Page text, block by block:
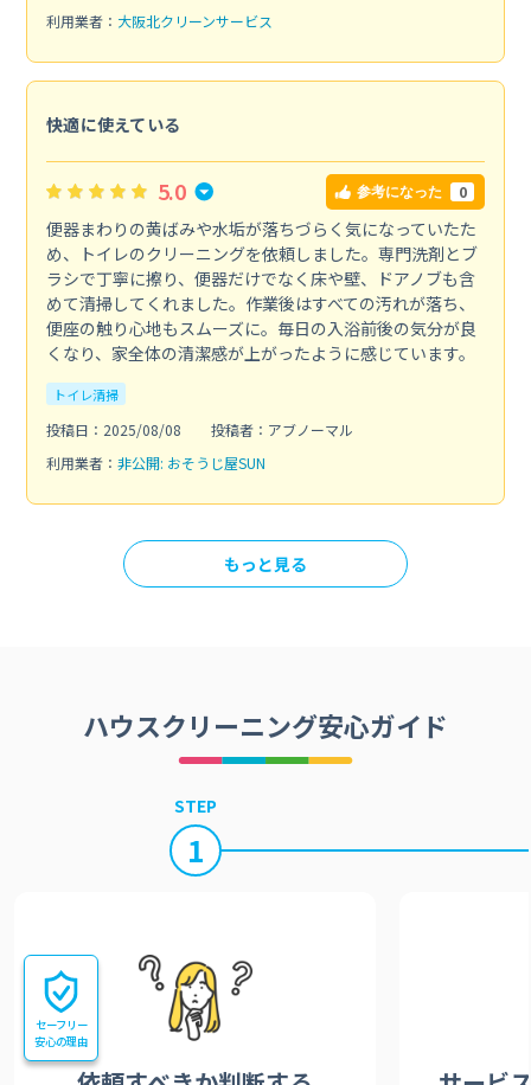
利用業者： 大阪北クリーンサービス
快適に使えている
5.0 参考になった 0
便器まわりの黄ばみや水垢が落ちづらく気になっていたた
め、トイレのクリーニングを依頼しました。専門洗剤とブ
ラシで丁寧に擦り、便器だけでなく床や壁、ドアノブも含
めて清掃してくれました。作業後はすべての汚れが落ち、
便座の触り心地もスムーズに。毎日の入浴前後の気分が良
くなり、家全体の清潔感が上がったように感じています。
トイレ清掃
投稿日：2025/08/08
投稿者：アブノーマル
利用業者： 非公開: おそうじ屋SUN
もっと見る
ハウスクリーニング安心ガイド
STEP
1
セーフリー
安心の理由